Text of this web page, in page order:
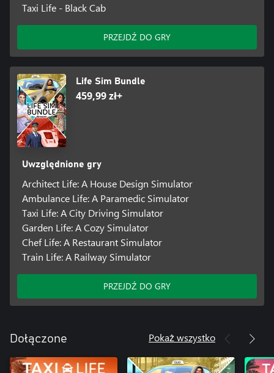
Taxi Life - Black Cab
PRZEJDŹ DO GRY
Life Sim Bundle
459,99 zł+
Uwzględnione gry
Architect Life: A House Design Simulator
Ambulance Life: A Paramedic Simulator
Taxi Life: A City Driving Simulator
Garden Life: A Cozy Simulator
Chef Life: A Restaurant Simulator
Train Life: A Railway Simulator
PRZEJDŹ DO GRY
Dołączone Pokaż wszystko